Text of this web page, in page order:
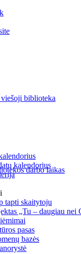
kalendorius
tapti skaitytoju
„Tu – daugiau nei
pasas
bazės